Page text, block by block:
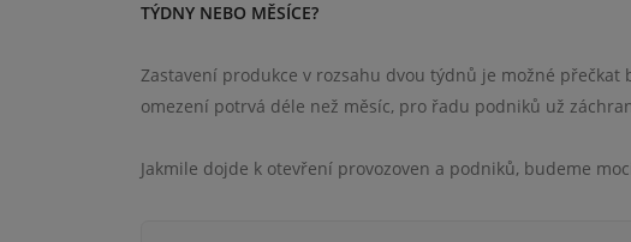
TÝDNY NEBO MĚSÍCE?
Zastavení produkce v rozsahu dvou týdnů je možné
omezení potrvá déle než měsíc, pro řadu podniků už
Jakmile dojde k otevření provozoven a podniků, budeme